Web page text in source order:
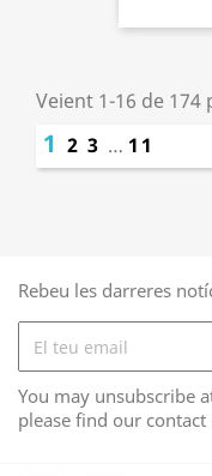
Veient 1-16 de
1 2 3 … 11
Rebeu les darreres
You may unsubscribe
please find our